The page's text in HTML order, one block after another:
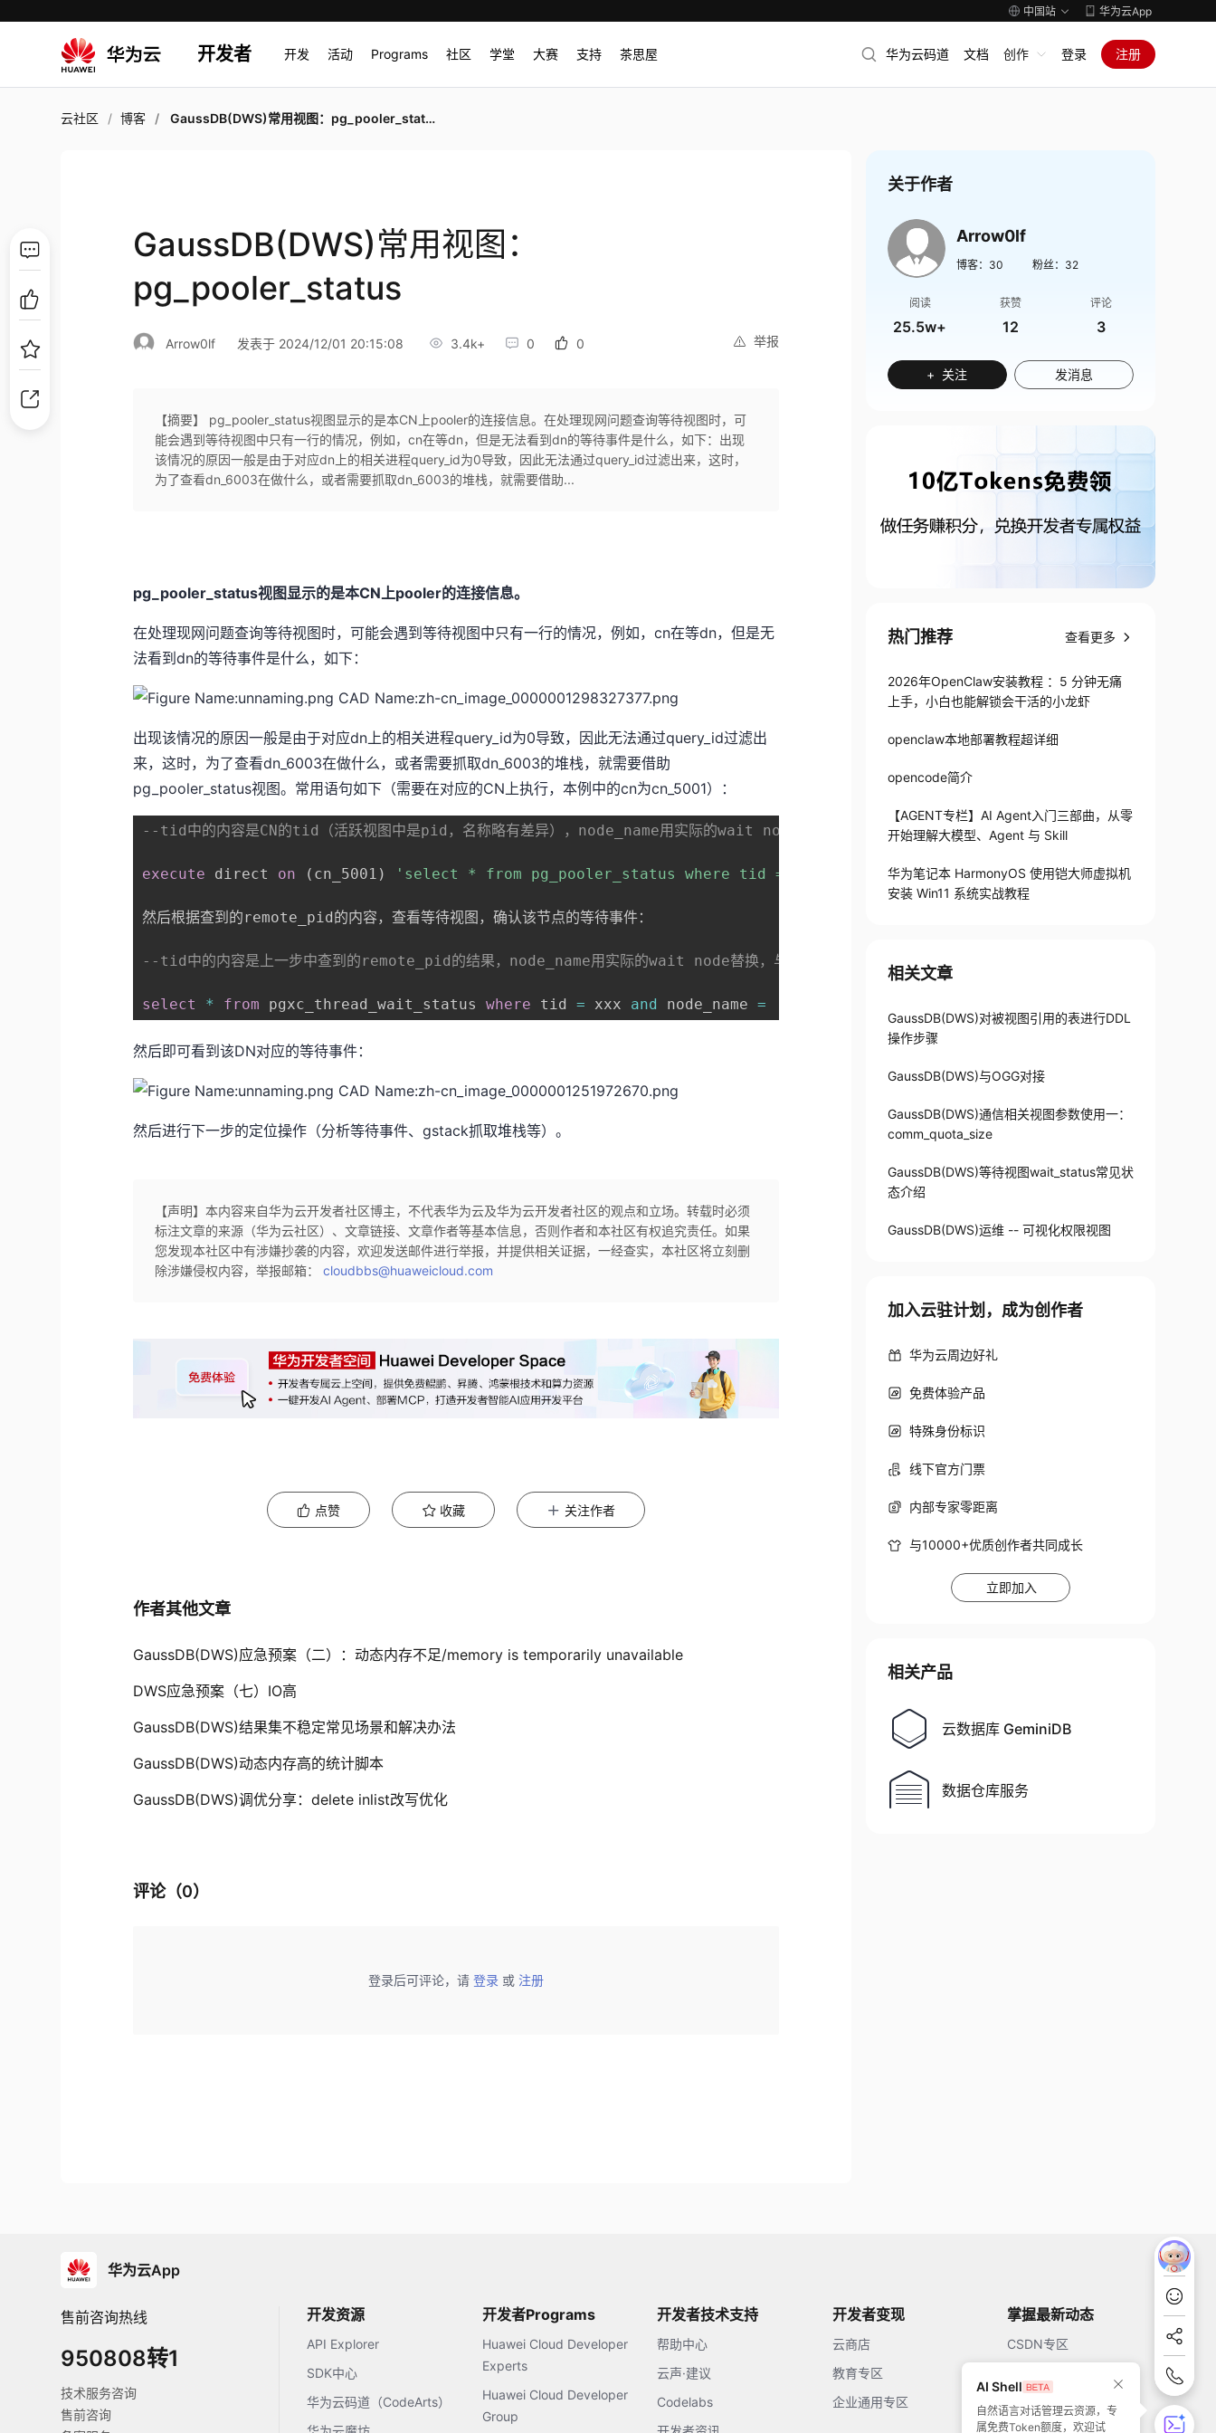
中国站 华为云App
开发者 开发 活动 Programs 社区 学堂 大赛 支持 茶思屋 华为云码道 文档 创作 登录 注册
云社区 博客 GaussDB(DWS)常用视图：pg_pooler_status
GaussDB(DWS)常用视图：
pg_pooler_status
举报
Arrow0lf 发表于 2024/12/01 20:15:08 3.4k+ 0 0
【摘要】 pg_pooler_status视图显示的是本CN上pooler的连接信息。在处理现网问题查询等待视图时，可
能会遇到等待视图中只有一行的情况，例如，cn在等dn，但是无法看到dn的等待事件是什么，如下：出现
该情况的原因一般是由于对应dn上的相关进程query_id为0导致，因此无法通过query_id过滤出来，这时，
为了查看dn_6003在做什么，或者需要抓取dn_6003的堆栈，就需要借助...
pg_pooler_status视图显示的是本CN上pooler的连接信息。
在处理现网问题查询等待视图时，可能会遇到等待视图中只有一行的情况，例如，cn在等dn，但是无
法看到dn的等待事件是什么，如下：
出现该情况的原因一般是由于对应dn上的相关进程query_id为0导致，因此无法通过query_id过滤出
来，这时，为了查看dn_6003在做什么，或者需要抓取dn_6003的堆栈，就需要借助
pg_pooler_status视图。常用语句如下（需要在对应的CN上执行，本例中的cn为cn_5001）：
--tid中的内容是CN的tid（活跃视图中是pid，名称略有差异），node_name用实际的wait node替换
execute direct on ( cn_5001 ) 'select * from pg_pooler_status where tid = 140529491232512 and node_name =
然后根据查到的remote_pid的内容，查看等待视图，确认该节点的等待事件：
--tid中的内容是上一步中查到的remote_pid的结果，node_name用实际的wait node替换，与上一步相同
select * from pgxc_thread_wait_status where tid = xxx and node_name =
然后即可看到该DN对应的等待事件：
然后进行下一步的定位操作（分析等待事件、gstack抓取堆栈等）。
【声明】本内容来自华为云开发者社区博主，不代表华为云及华为云开发者社区的观点和立场。转载时必须
标注文章的来源（华为云社区）、文章链接、文章作者等基本信息，否则作者和本社区有权追究责任。如果
您发现本社区中有涉嫌抄袭的内容，欢迎发送邮件进行举报，并提供相关证据，一经查实，本社区将立刻删
除涉嫌侵权内容，举报邮箱：cloudbbs@huaweicloud.com
点赞 收藏 关注作者
作者其他文章
GaussDB(DWS)应急预案（二）：动态内存不足/memory is temporarily unavailable
DWS应急预案（七）IO高
GaussDB(DWS)结果集不稳定常见场景和解决办法
GaussDB(DWS)动态内存高的统计脚本
GaussDB(DWS)调优分享：delete inlist改写优化
评论（0）
登录后可评论，请 登录 或 注册
关于作者
Arrow0lf
博客： 30 粉丝： 32
阅读
25.5w+
获赞
12
评论
3
+ 关注 发消息
热门推荐 查看更多
2026年OpenClaw安装教程 ：5 分钟无痛
上手，小白也能解锁会干活的小龙虾
openclaw本地部署教程超详细
opencode简介
【AGENT专栏】AI Agent入门三部曲，从零
开始理解大模型、Agent 与 Skill
华为笔记本 HarmonyOS 使用铠大师虚拟机
安装 Win11 系统实战教程
相关文章
GaussDB(DWS)对被视图引用的表进行DDL
操作步骤
GaussDB(DWS)与OGG对接
GaussDB(DWS)通信相关视图参数使用一：
comm_quota_size
GaussDB(DWS)等待视图wait_status常见状
态介绍
GaussDB(DWS)运维 -- 可视化权限视图
加入云驻计划，成为创作者
华为云周边好礼
免费体验产品
特殊身份标识
线下官方门票
内部专家零距离
与10000+优质创作者共同成长
立即加入
相关产品
云数据库 GeminiDB
数据仓库服务
AI Shell
自然语言对话管理云资源，专
属免费Token额度，欢迎试
华为云App
售前咨询热线
950808转1
技术服务咨询
售前咨询
开发资源
API Explorer
SDK中心
华为云码道（CodeArts）
开发者Programs
Huawei Cloud Developer
Experts
Huawei Cloud Developer
Group
开发者技术支持
帮助中心
云声·建议
Codelabs
开发者变现
云商店
教育专区
企业通用专区
掌握最新动态
CSDN专区
开源中国